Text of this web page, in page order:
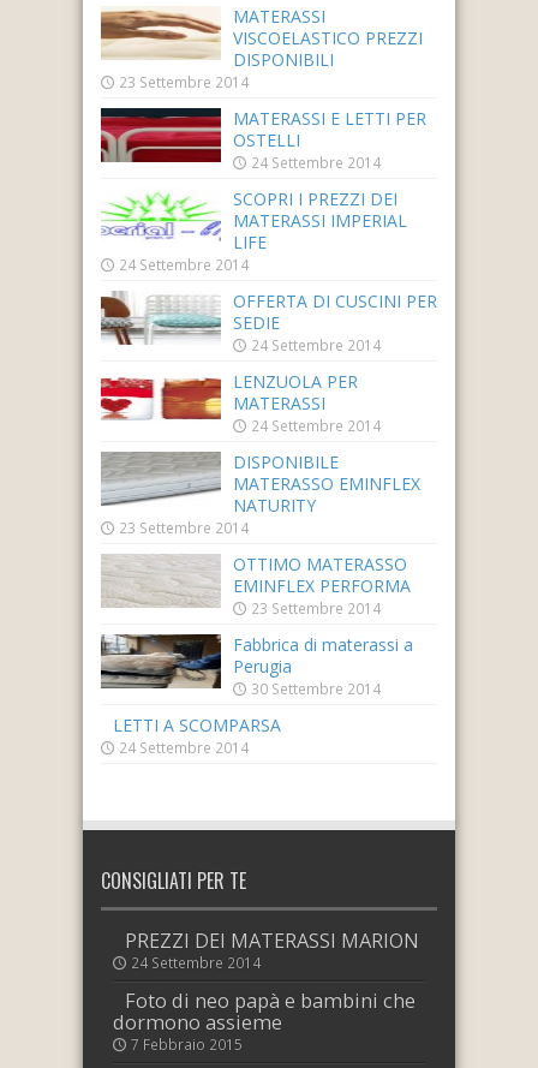
MATERASSI
VISCOELASTICO PREZZI
DISPONIBILI
23 Settembre 2014
MATERASSI E LETTI PER
OSTELLI
24 Settembre 2014
SCOPRI I PREZZI DEI
MATERASSI IMPERIAL
LIFE
24 Settembre 2014
OFFERTA DI CUSCINI PER
SEDIE
24 Settembre 2014
LENZUOLA PER
MATERASSI
24 Settembre 2014
DISPONIBILE
MATERASSO EMINFLEX
NATURITY
23 Settembre 2014
OTTIMO MATERASSO
EMINFLEX PERFORMA
23 Settembre 2014
Fabbrica di materassi a
Perugia
30 Settembre 2014
LETTI A SCOMPARSA
24 Settembre 2014
CONSIGLIATI PER TE
PREZZI DEI MATERASSI MARION
24 Settembre 2014
Foto di neo papà e bambini che
dormono assieme
7 Febbraio 2015